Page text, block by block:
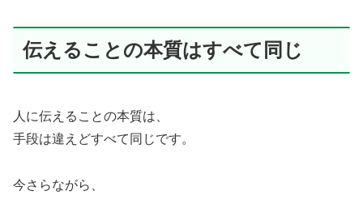
伝えることの本質はすべて同じ
人に伝えることの本質は、
手段は違えどすべて同じです。
今さらながら、